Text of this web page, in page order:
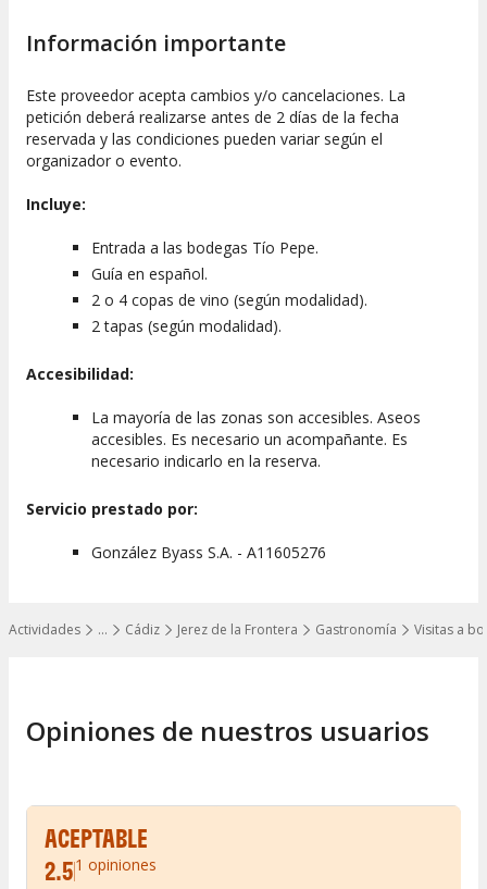
…
Mostrar todos los niveles
Actividades Cádiz Jerez de la Frontera Gastronomía Visitas a
Información importante
Este proveedor acepta cambios y/o cancelaciones. La
petición deberá realizarse antes de 2 días de la fecha
reservada y las condiciones pueden variar según el
organizador o evento.
Incluye:
Entrada a las bodegas Tío Pepe.
Guía en español.
2 o 4 copas de vino (según modalidad).
2 tapas (según modalidad).
Accesibilidad:
La mayoría de las zonas son accesibles. Aseos
accesibles. Es necesario un acompañante. Es
necesario indicarlo en la reserva.
Servicio prestado por:
González Byass S.A. - A11605276
Opiniones de nuestros usuarios
ACEPTABLE
2.51 opiniones